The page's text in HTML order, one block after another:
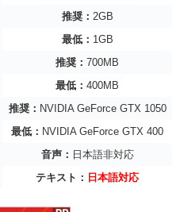
推奨： 2GB
最低： 1GB
推奨： 700MB
最低： 400MB
推奨： NVIDIA GeForce GTX 1050
最低： NVIDIA GeForce GTX 400
音声： 日本語非対応
テキスト： 日本語対応